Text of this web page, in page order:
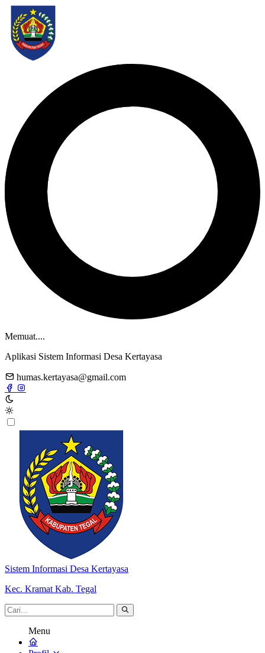
Memuat....
Aplikasi Sistem Informasi Desa Kertayasa
humas.kertayasa@gmail.com
Sistem Informasi Desa Kertayasa
Kec. Kramat Kab. Tegal
Menu